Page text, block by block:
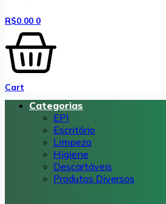
R$0.00 0
Cart
Categorias
EPI
Escritório
Limpeza
Higiene
Descartáveis
Produtos Diversos